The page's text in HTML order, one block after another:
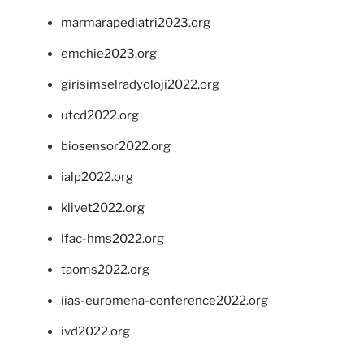
marmarapediatri2023.org
emchie2023.org
girisimselradyoloji2022.org
utcd2022.org
biosensor2022.org
ialp2022.org
klivet2022.org
ifac-hms2022.org
taoms2022.org
iias-euromena-conference2022.org
ivd2022.org